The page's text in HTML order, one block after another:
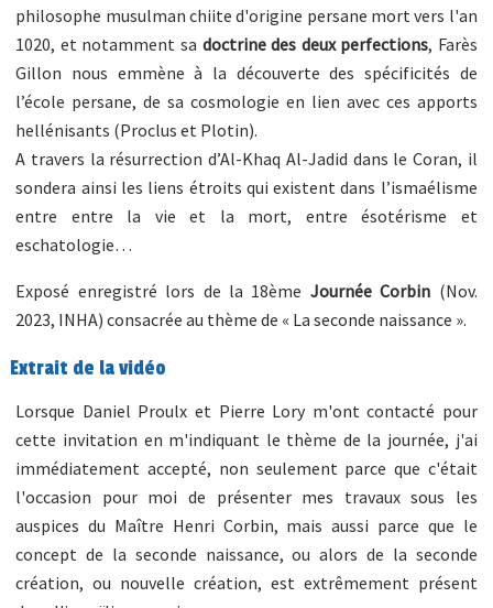
philosophe musulman chiite d'origine persane mort vers l'an
1020, et notamment sa doctrine des deux perfections, Farès
Gillon nous emmène à la découverte des spécificités de
l’école persane, de sa cosmologie en lien avec ces apports
hellénisants (Proclus et Plotin).
A travers la résurrection d’Al-Khaq Al-Jadid dans le Coran, il
sondera ainsi les liens étroits qui existent dans l’ismaélisme
entre entre la vie et la mort, entre ésotérisme et
eschatologie…
Exposé enregistré lors de la 18ème Journée Corbin (Nov.
2023, INHA) consacrée au thème de « La seconde naissance ».
Extrait de la vidéo
Lorsque Daniel Proulx et Pierre Lory m'ont contacté pour
cette invitation en m'indiquant le thème de la journée, j'ai
immédiatement accepté, non seulement parce que c'était
l'occasion pour moi de présenter mes travaux sous les
auspices du Maître Henri Corbin, mais aussi parce que le
concept de la seconde naissance, ou alors de la seconde
création, ou nouvelle création, est extrêmement présent